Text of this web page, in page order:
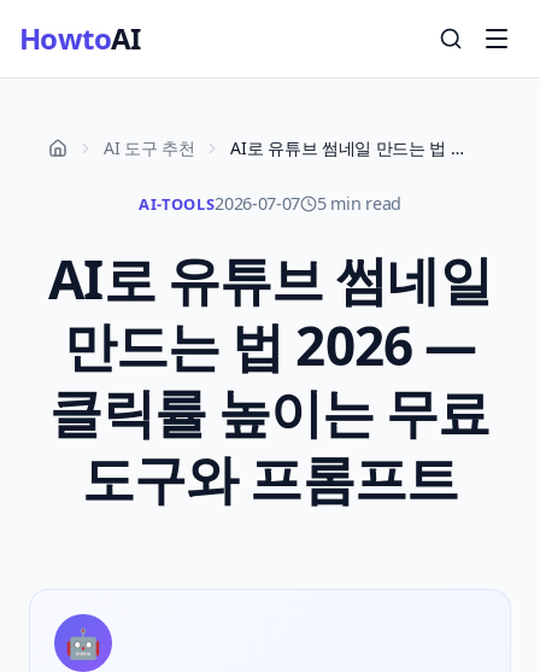
HowtoAI
AI 도구 추천 AI로 유튜브 썸네일 만드는 법 2026 — 클릭률 높이는 무료 도구와 프롬프트
AI-TOOLS2026-07-07 5 min read
AI로 유튜브 썸네일
만드는 법 2026 —
클릭률 높이는 무료
도구와 프롬프트
🤖